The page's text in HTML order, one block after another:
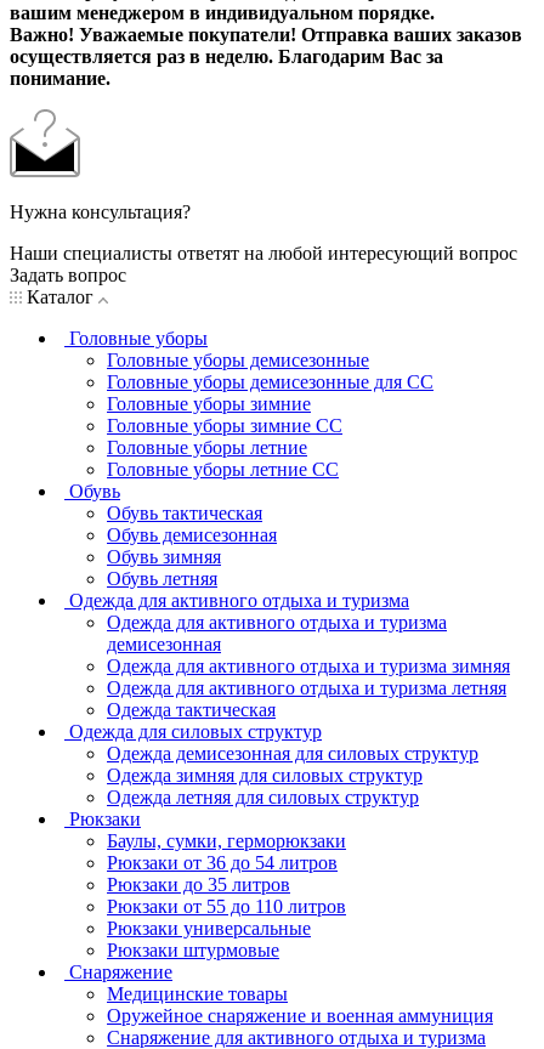
вашим менеджером в индивидуальном порядке.
Важно! Уважаемые покупатели! Отправка ваших заказов
осуществляется раз в неделю. Благодарим Вас за
понимание.
Нужна консультация?
Наши специалисты ответят на любой интересующий вопрос
Задать вопрос
Каталог
Головные уборы
Головные уборы демисезонные
Головные уборы демисезонные для СС
Головные уборы зимние
Головные уборы зимние СС
Головные уборы летние
Головные уборы летние СС
Обувь
Обувь тактическая
Обувь демисезонная
Обувь зимняя
Обувь летняя
Одежда для активного отдыха и туризма
Одежда для активного отдыха и туризма
демисезонная
Одежда для активного отдыха и туризма зимняя
Одежда для активного отдыха и туризма летняя
Одежда тактическая
Одежда для силовых структур
Одежда демисезонная для силовых структур
Одежда зимняя для силовых структур
Одежда летняя для силовых структур
Рюкзаки
Баулы, сумки, герморюкзаки
Рюкзаки от 36 до 54 литров
Рюкзаки до 35 литров
Рюкзаки от 55 до 110 литров
Рюкзаки универсальные
Рюкзаки штурмовые
Снаряжение
Медицинские товары
Оружейное снаряжение и военная аммуниция
Снаряжение для активного отдыха и туризма